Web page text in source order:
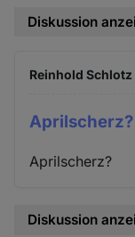
Diskussion
Reinhold
Aprilscherz?
Aprilscherz?
Diskussion